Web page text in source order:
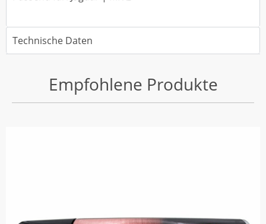
Technische Daten
Empfohlene Produkte